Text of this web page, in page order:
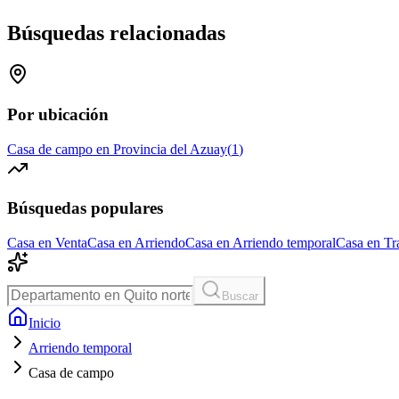
Búsquedas relacionadas
Por ubicación
Casa de campo en Provincia del Azuay(1)
Búsquedas populares
Casa en VentaCasa en ArriendoCasa en Arriendo temporalCasa en
Buscar
Inicio
Arriendo temporal
Casa de campo